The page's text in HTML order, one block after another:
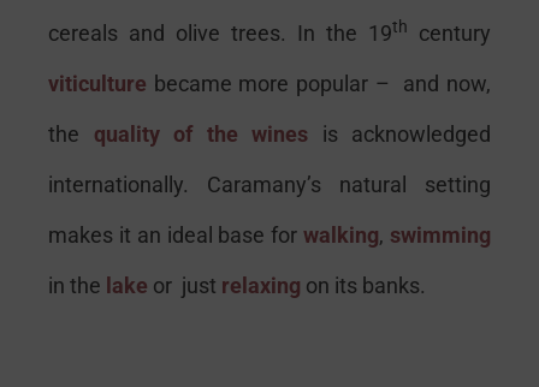
cereals and olive trees. In the 19th
century
viticulture became more popular – and now,
the quality of the wines is acknowledged
internationally. Caramany’s natural setting
makes it an ideal base forwalking, swimming
in the lake or just relaxing on its banks.